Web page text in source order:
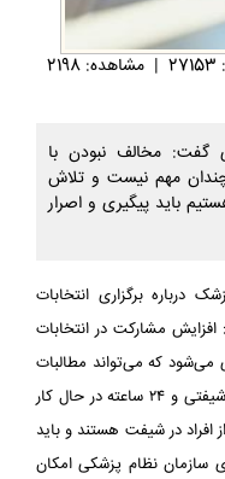
| مشاهده: 2198
گفت: مخالف نبودن با
چندان مهم نیست و تلاش
باید پیگیری و اصرار
درباره برگزاری انتخابات
مشارکت در انتخابات
می‌شود که می‌تواند مطالبات
را بهتر پیگیری کند. اکثر کادر درمان، به صورت شیفتی و ۲۴ ساعته در حال کار
افراد در شیفت هستند و باید
سازمان نظام پزشکی امکان